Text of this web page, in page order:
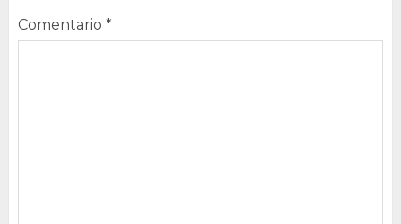
Comentario *